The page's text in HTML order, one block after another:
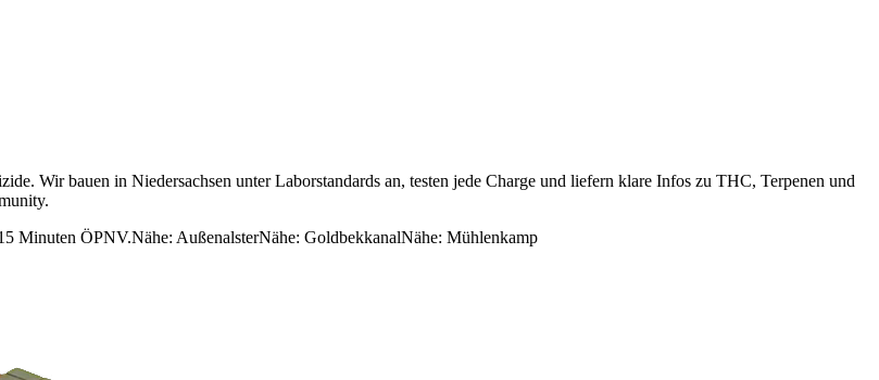
Wir bauen in Niedersachsen unter Laborstandards an, testen jede Charge und liefern klare Infos zu THC, Terpenen und
Minuten ÖPNV.Nähe: AußenalsterNähe: GoldbekkanalNähe: Mühlenkamp